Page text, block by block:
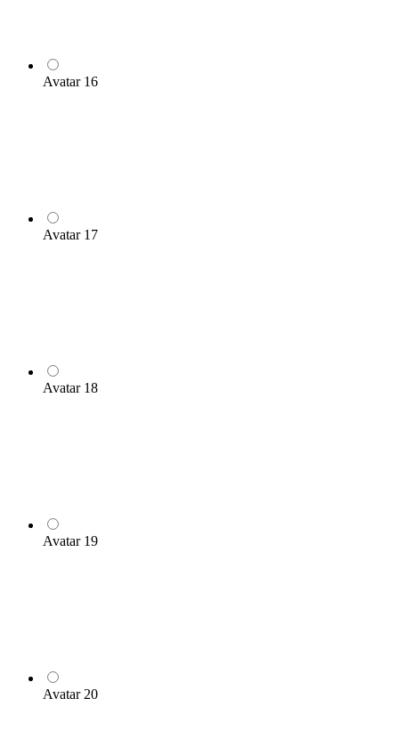
Avatar 16
Avatar 17
Avatar 18
Avatar 19
Avatar 20